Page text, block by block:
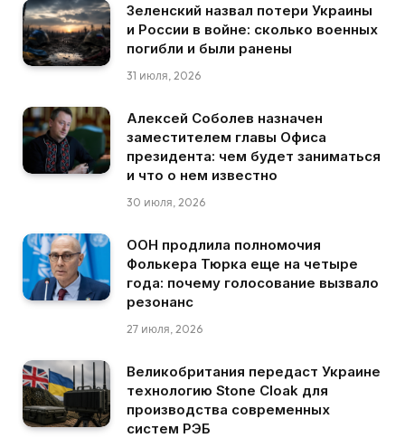
Зеленский назвал потери Украины
и России в войне: сколько военных
погибли и были ранены
31 июля, 2026
Алексей Соболев назначен
заместителем главы Офиса
президента: чем будет заниматься
и что о нем известно
30 июля, 2026
ООН продлила полномочия
Фолькера Тюрка еще на четыре
года: почему голосование вызвало
резонанс
27 июля, 2026
Великобритания передаст Украине
технологию Stone Cloak для
производства современных
систем РЭБ